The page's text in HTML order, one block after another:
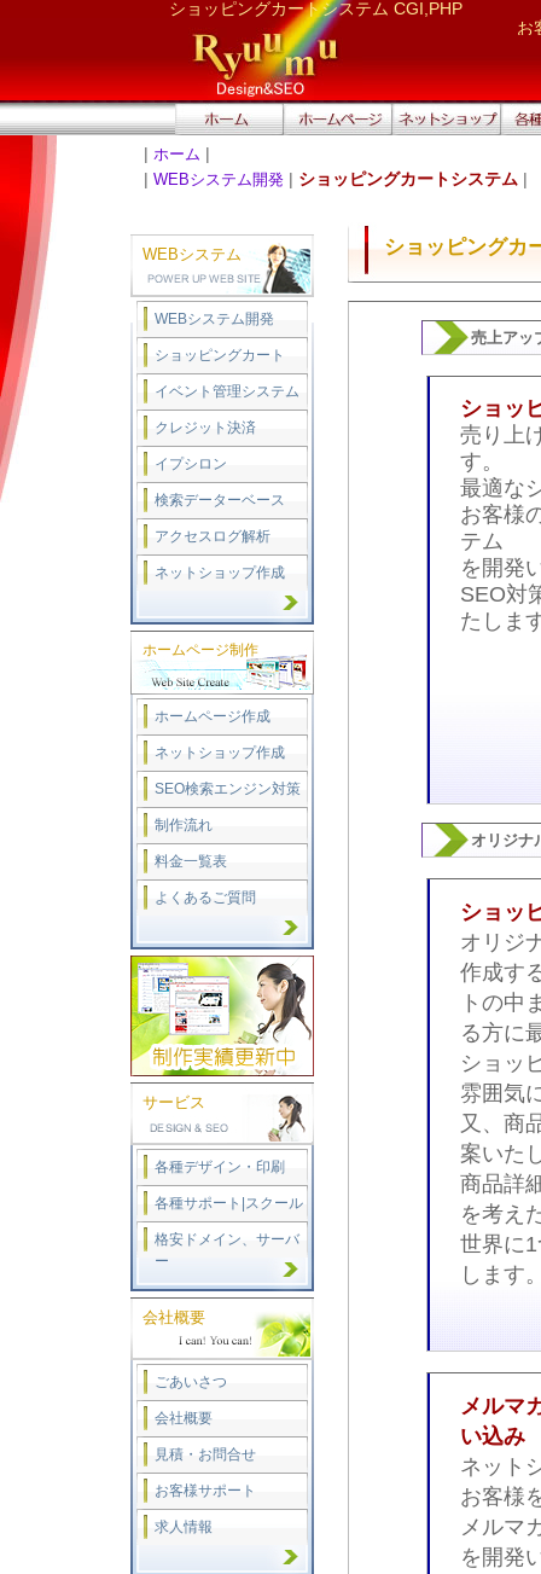
ショッピングカートシステム CGI,PHP
お
トップページ
へ
作成｜制作
プ作成
| ホーム |
| WEBシステム開発 | ショッピングカートシステム |
ショッピングカ
売上アッ
ショッ
売り上
す。
最適な
お客様
テム
を開発
SEO対
たしま
オリジナ
ショッ
オリジ
作成す
トの中
る方に
ショッ
雰囲気
又、商
案いた
商品詳
を考え
世界に
します
メルマ
い込み
ネット
お客様
メルマ
を開発
WEBシステム
WEBシステム開発
ショッピングカート
イベント管理システム
クレジット決済
イプシロン
検索データーベース
アクセスログ解析
ネットショップ作成
ホームページ制作
ホームページ作成
ネットショップ作成
SEO検索エンジン対策
制作流れ
料金一覧表
よくあるご質問
サービス
各種デザイン・印刷
各種サポート|スクール
格安ドメイン、サーバ
ー
会社概要
ごあいさつ
会社概要
見積・お問合せ
お客様サポート
求人情報